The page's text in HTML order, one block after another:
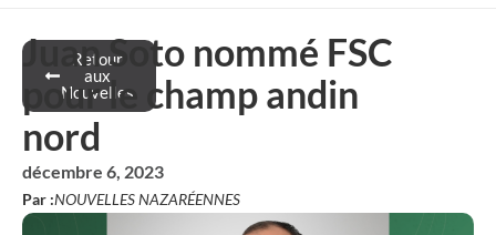
Retour
aux
Nouvelles
Juan Soto nommé FSC
pour le champ andin
nord
décembre 6, 2023
Par :NOUVELLES NAZARÉENNES